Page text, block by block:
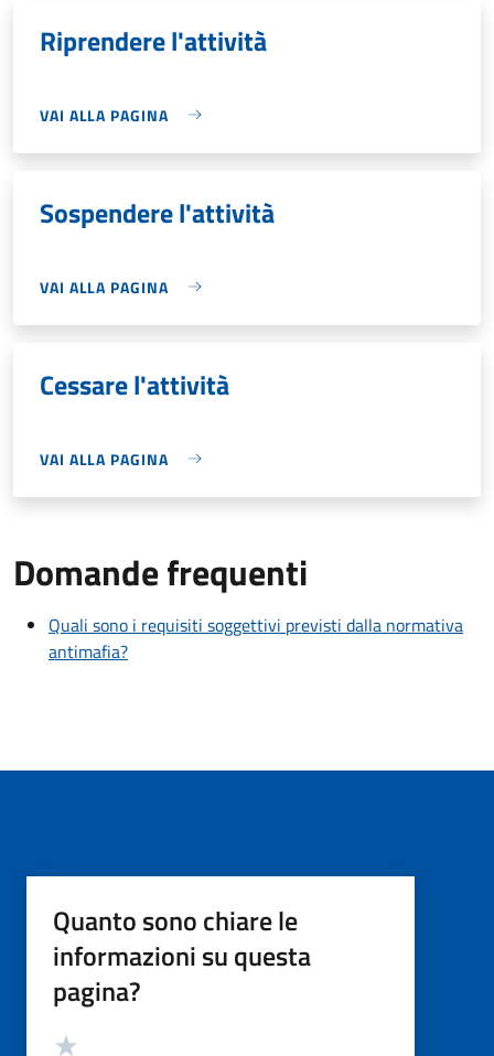
Riprendere l'attività
VAI ALLA PAGINA
Sospendere l'attività
VAI ALLA PAGINA
Cessare l'attività
VAI ALLA PAGINA
Domande frequenti
Quali sono i requisiti soggettivi previsti dalla normativa
antimafia?
Quanto sono chiare le
informazioni su questa
pagina?
Valutazione